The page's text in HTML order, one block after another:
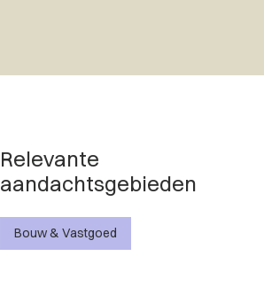
Relevante
aandachtsgebieden
Bouw & Vastgoed